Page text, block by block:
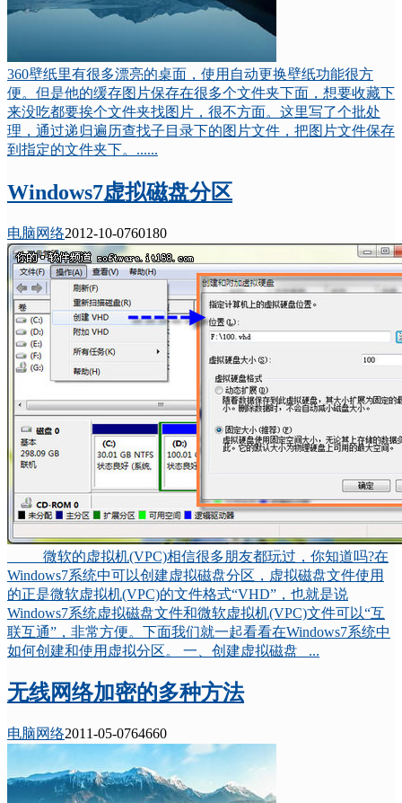
360壁纸里有很多漂亮的桌面，使用自动更换壁纸功能很方
便。但是他的缓存图片保存在很多个文件夹下面，想要收藏下
来没吃都要挨个文件夹找图片，很不方面。这里写了个批处
理，通过递归遍历查找子目录下的图片文件，把图片文件保存
到指定的文件夹下。......
Windows7虚拟磁盘分区
电脑网络2012-10-0760180
微软的虚拟机(VPC)相信很多朋友都玩过，你知道吗?在
Windows7系统中可以创建虚拟磁盘分区，虚拟磁盘文件使用
的正是微软虚拟机(VPC)的文件格式“VHD”，也就是说
Windows7系统虚拟磁盘文件和微软虚拟机(VPC)文件可以“互
联互通”，非常方便。下面我们就一起看看在Windows7系统中
如何创建和使用虚拟分区。 一、创建虚拟磁盘 ...
无线网络加密的多种方法
电脑网络2011-05-0764660